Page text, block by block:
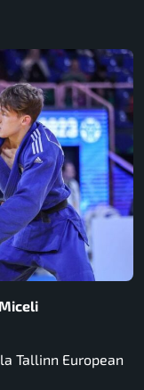
Tallinn European